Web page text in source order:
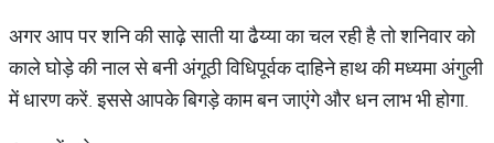
अगर आप पर शनि की साढ़े साती या ढैय्या का चल रही है तो शनिवार को
काले घोड़े की नाल से बनी अंगूठी विधिपूर्वक दाहिने हाथ की मध्यमा अंगुली
में धारण करें. इससे आपके बिगड़े काम बन जाएंगे और धन लाभ भी होगा.